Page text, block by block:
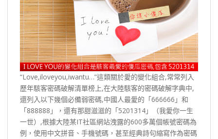
“Love,iloveyou,iwantu…”這類關於愛的變化組合,常常列入
歷年駭客密碼破解清單榜上,在大陸駭客的密碼破解字典中,
還列入以下幾個必備弱密碼,中國人最愛的「666666」和
「888888」，還有那甜滋滋的「5201314」（我愛你一生
一世）,根據大陸某IT社區網站洩露的600多萬個帳號密碼為
例，使用中文拼音、手機號碼，甚至經典詩句縮寫作為密碼